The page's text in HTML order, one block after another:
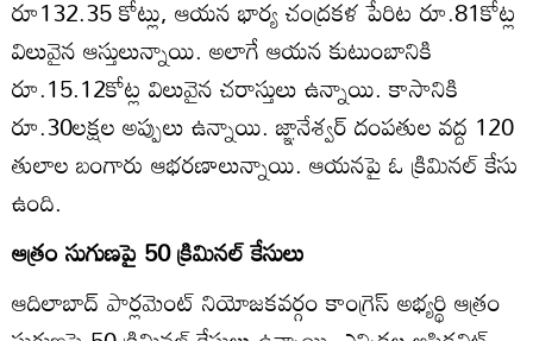
రూ132.35 కోట్లు, ఆయన భార్య చంద్రకళ పేరిట రూ.81కోట్ల
విలువైన ఆస్తులున్నాయి. అలాగే ఆయన కుటుంబానికి
రూ.15.12కోట్ల విలువైన చరాస్తులు ఉన్నాయి. కాసానికి
రూ.30లక్షల అప్పులు ఉన్నాయి. జ్ఞానేశ్వర్‌ దంపతుల వద్ద 120
తులాల బంగారు ఆభరణాలున్నాయి. ఆయనపై ఓ క్రిమినల్‌ కేసు
ఉంది.
ఆత్రం సుగుణపై 50 క్రిమినల్‌ కేసులు
ఆదిలాబాద్‌ పార్లమెంట్‌ నియోజకవర్గం కాంగ్రెస్‌ అభ్యర్థి ఆత్రం